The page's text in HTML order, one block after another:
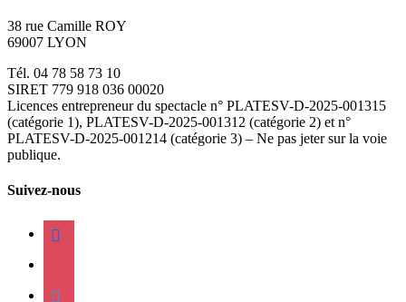
38 rue Camille ROY
69007 LYON
Tél. 04 78 58 73 10
SIRET 779 918 036 00020
Licences entrepreneur du spectacle n° PLATESV-D-2025-001315
(catégorie 1), PLATESV-D-2025-001312 (catégorie 2) et n°
PLATESV-D-2025-001214 (catégorie 3) – Ne pas jeter sur la voie
publique.
Suivez-nous
facebook